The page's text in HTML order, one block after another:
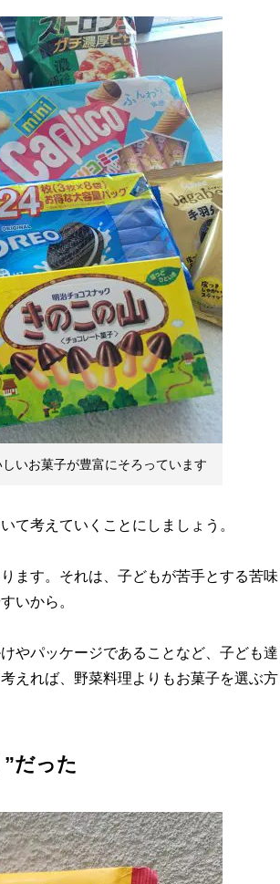
いお菓子が豊富にそろっています
て考えていくことにしましょう。
ます。それは、子どもが苦手とする苦味
いから。
やパッケージであることなど、子ども達
えれば、野菜料理よりもお菓子を選ぶ方
だった